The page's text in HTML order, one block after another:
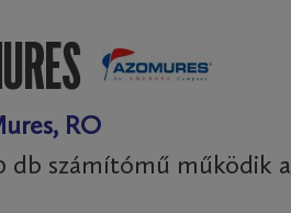
RO
db számítómű működik